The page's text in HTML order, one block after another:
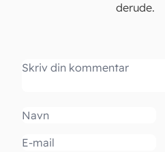
derude.
Kommentar
Navn
Email